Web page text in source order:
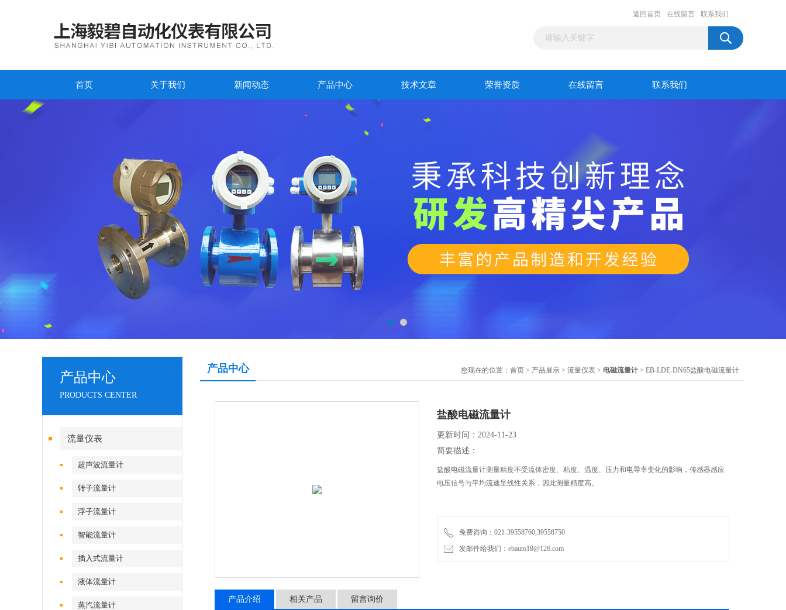
返回首页 在线留言 联系我们
首页 关于我们 新闻动态 产品中心 技术文章 荣誉资质 在线留言 联系我们
产品中心
PRODUCTS CENTER
流量仪表
超声波流量计
转子流量计
浮子流量计
智能流量计
插入式流量计
液体流量计
蒸汽流量计
产品中心 您现在的位置： 首页 > 产品展示 > 流量仪表 > 电磁流量计 > EB-LDE-DN65盐酸电磁流量计
盐酸电磁流量计
更新时间：2024-11-23
简要描述：
盐酸电磁流量计测量精度不受流体密度、粘度、温度、压力和电导率变化的影响，传感器感应
电压信号与平均流速呈线性关系，因此测量精度高。
免费咨询：021-39558760,39558750
发邮件给我们：ebauto18@126.com
产品介绍 相关产品 留言询价